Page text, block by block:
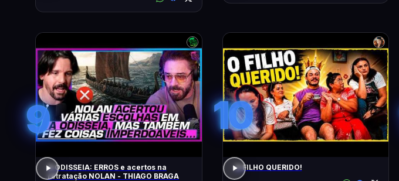
9
A ODISSEIA: ERROS e acertos na
retratação NOLAN - THIAGO BRAGA
10
O FILHO QUERIDO!